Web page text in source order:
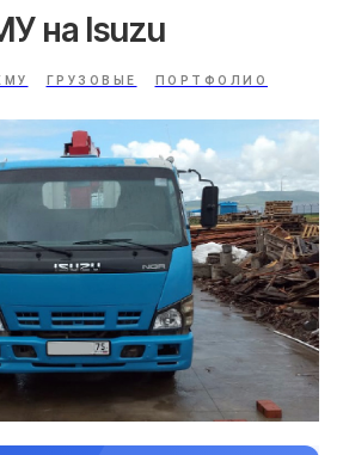
на Isuzu
ГРУЗОВЫЕ ПОРТФОЛИО